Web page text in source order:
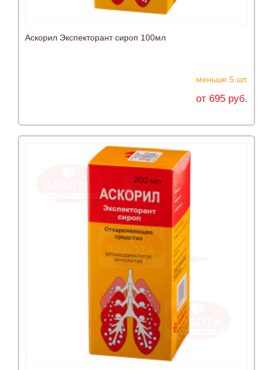
Аскорил Экспекторант сироп 100мл
меньше 5 шт.
от 695 руб.